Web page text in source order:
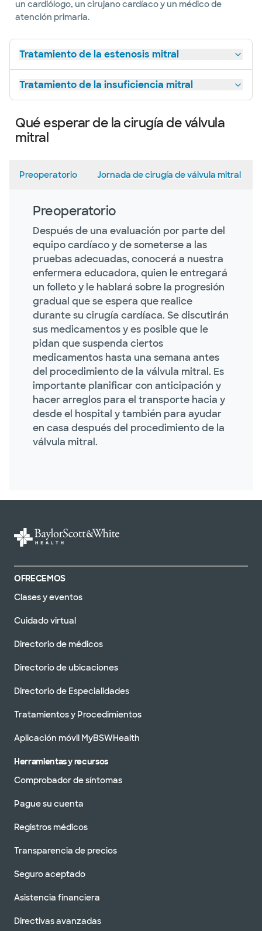
un cardiólogo, un cirujano cardíaco y un médico de
atención primaria.
Tratamiento de la estenosis mitral
Tratamiento de la insuficiencia mitral
Qué esperar de la cirugía de válvula
mitral
Preoperatorio Jornada de cirugía de válvula mitral
Preoperatorio
Después de una evaluación por parte del
equipo cardíaco y de someterse a las
pruebas adecuadas, conocerá a nuestra
enfermera educadora, quien le entregará
un folleto y le hablará sobre la progresión
gradual que se espera que realice
durante su cirugía cardíaca. Se discutirán
sus medicamentos y es posible que le
pidan que suspenda ciertos
medicamentos hasta una semana antes
del procedimiento de la válvula mitral. Es
importante planificar con anticipación y
hacer arreglos para el transporte hacia y
desde el hospital y también para ayudar
en casa después del procedimiento de la
válvula mitral.
OFRECEMOS
Clases y eventos
Cuidado virtual
Directorio de médicos
Directorio de ubicaciones
Directorio de Especialidades
Tratamientos y Procedimientos
Aplicación móvil MyBSWHealth
Herramientas y recursos
Comprobador de síntomas
Pague su cuenta
Registros médicos
Transparencia de precios
Seguro aceptado
Asistencia financiera
Directivas avanzadas